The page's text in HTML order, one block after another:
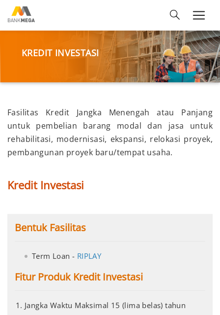
KREDIT INVESTASI
Fasilitas Kredit Jangka Menengah atau Panjang
untuk pembelian barang modal dan jasa untuk
rehabilitasi, modernisasi, ekspansi, relokasi proyek,
pembangunan proyek baru/tempat usaha.
Kredit Investasi
Bentuk Fasilitas
Term Loan - RIPLAY
Fitur Produk Kredit Investasi
Jangka Waktu Maksimal 15 (lima belas) tahun